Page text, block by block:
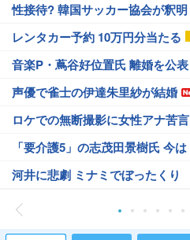
性接待? 韓国サッカー協会が釈明
レンタカー予約 10万円分当たる
音楽P・蔦谷好位置氏 離婚を公表
声優で雀士の伊達朱里紗が結婚
ロケでの無断撮影に女性アナ苦言
「要介護5」の志茂田景樹氏 今は
河井に悲劇 ミナミでぼったくり